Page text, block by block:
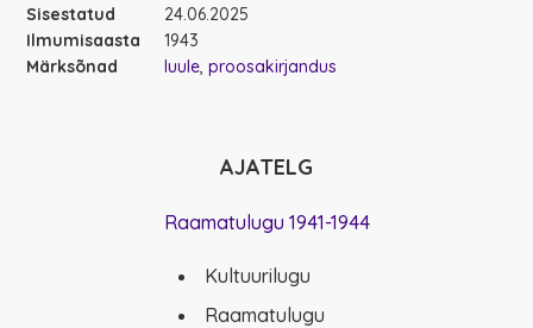
Sisestatud
24.06.2025
Ilmumisaasta
1943
Märksõnad
luule proosakirjandus
AJATELG
Raamatulugu 1941-1944
Kultuurilugu
Raamatulugu